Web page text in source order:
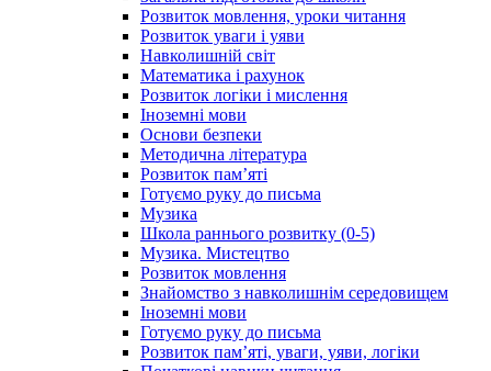
Розвиток мовлення, уроки читання
Розвиток уваги і уяви
Навколишній світ
Математика і рахунок
Розвиток логіки і мислення
Іноземні мови
Основи безпеки
Методична література
Розвиток пам’яті
Готуємо руку до письма
Музика
Школа раннього розвитку (0-5)
Музика. Мистецтво
Розвиток мовлення
Знайомство з навколишнім середовищем
Іноземні мови
Готуємо руку до письма
Розвиток пам’яті, уваги, уяви, логіки